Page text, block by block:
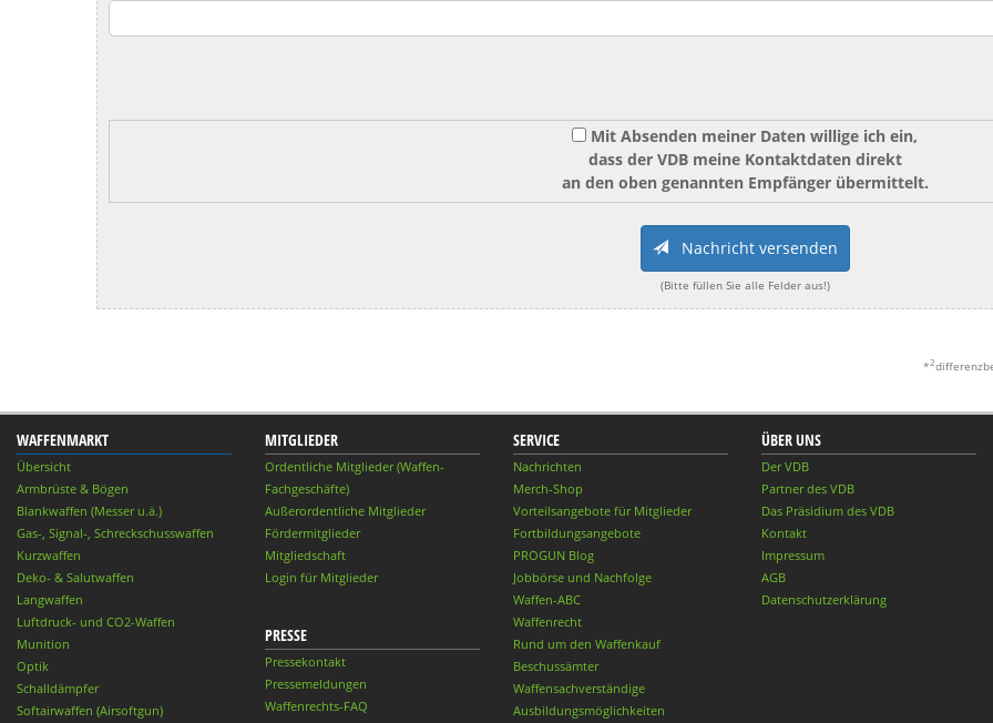
Mit Absenden meiner Daten willige ich ein,
dass der VDB meine Kontaktdaten direkt
an den oben genannten Empfänger übermittelt.
Nachricht versenden
(Bitte füllen Sie alle Felder aus!)
*2
WAFFENMARKT
Übersicht
Armbrüste & Bögen
Blankwaffen (Messer u.ä.)
Gas-, Signal-, Schreckschusswaffen
Kurzwaffen
Deko- & Salutwaffen
Langwaffen
Luftdruck- und CO2-Waffen
Munition
Optik
Schalldämpfer
Softairwaffen (Airsoftgun)
MITGLIEDER
Ordentliche Mitglieder (Waffen-
Fachgeschäfte)
Außerordentliche Mitglieder
Fördermitglieder
Mitgliedschaft
Login für Mitglieder
PRESSE
Pressekontakt
Pressemeldungen
Waffenrechts-FAQ
SERVICE
Nachrichten
Merch-Shop
Vorteilsangebote für Mitglieder
Fortbildungsangebote
PROGUN Blog
Jobbörse und Nachfolge
Waffen-ABC
Waffenrecht
Rund um den Waffenkauf
Beschussämter
Waffensachverständige
Ausbildungsmöglichkeiten
ÜBER UNS
Der VDB
Partner des VDB
Das Präsidium des VDB
Kontakt
Impressum
AGB
Datenschutzerklärung